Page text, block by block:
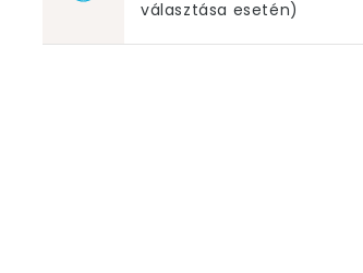
választása esetén)